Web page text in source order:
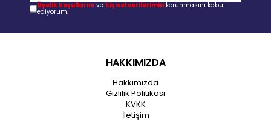
Üyelik koşullarını ve kişisel verilerimin korunmasını kabul
ediyorum.
HAKKIMIZDA
Hakkımızda
Gizlilik Politikası
KVKK
İletişim